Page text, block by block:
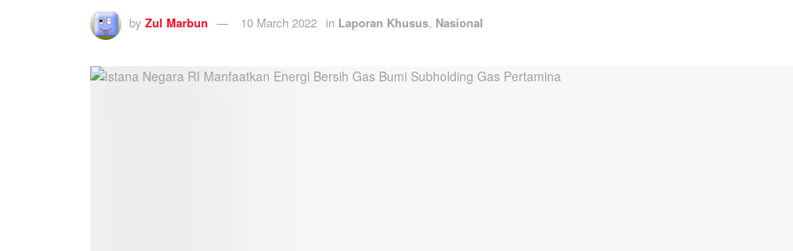
by Zul Marbun 10 March 2022 in Laporan Khusus, Nasional